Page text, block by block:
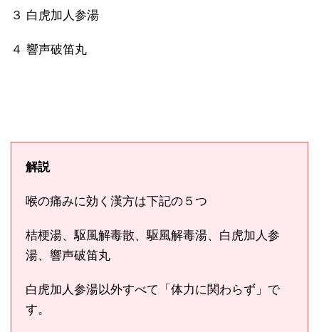
３ 白虎加人参湯
４ 響声破笛丸
解説
喉の痛みに効く漢方は下記の５つ
桔梗湯、駆風解毒散、駆風解毒湯、白虎加人参
湯、響声破笛丸
白虎加人参湯以外すべて「体力に関わらず」で
す。